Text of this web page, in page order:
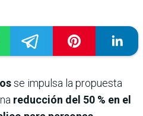
se impulsa la propuesta
reducción del 50 % en el